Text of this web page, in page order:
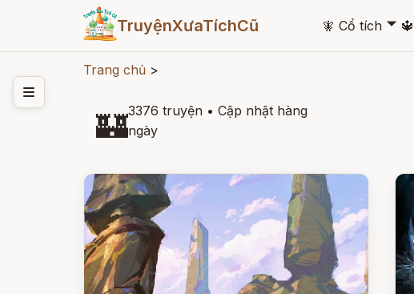
TruyệnXưaTíchCũ 🧚 Cổ tích 🞃 🔱
Trang chủ >
🏰3376 truyện • Cập nhật hàng
ngày